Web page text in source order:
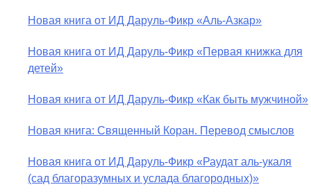
Новая книга от ИД Даруль-Фикр «Аль-Азкар»
Новая книга от ИД Даруль-Фикр «Первая книжка для
детей»
Новая книга от ИД Даруль-Фикр «Как быть мужчиной»
Новая книга: Священный Коран. Перевод смыслов
Новая книга от ИД Даруль-Фикр «Раудат аль-укаля
(cад благоразумных и услада благородных)»